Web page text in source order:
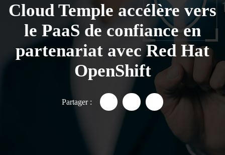
Cloud Temple accélère vers
le PaaS de confiance en
partenariat avec Red Hat
OpenShift
Partager : Partager "Cloud Temple
Partager "Cloud
Partager "Cloud